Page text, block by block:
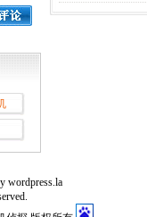
wordpress.la